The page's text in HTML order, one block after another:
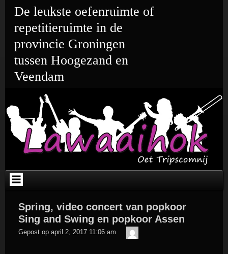
naar
inhoud
De leukste oefenruimte of
repetitieruimte in de
provincie Groningen
tussen Hoogezand en
Veendam
Spring, video concert van popkoor
Sing and Swing en popkoor Assen
Gepost op april 2, 2017 11:06 am